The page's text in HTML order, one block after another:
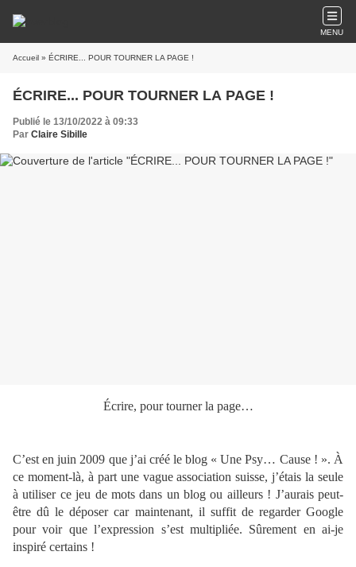
MENU
Accueil » ÉCRIRE... POUR TOURNER LA PAGE !
ÉCRIRE... POUR TOURNER LA PAGE !
Publié le 13/10/2022 à 09:33
Par Claire Sibille
Écrire, pour tourner la page…
C’est en juin 2009 que j’ai créé le blog « Une Psy… Cause ! ». À
ce moment-là, à part une vague association suisse, j’étais la seule
à utiliser ce jeu de mots dans un blog ou ailleurs ! J’aurais peut-
être dû le déposer car maintenant, il suffit de regarder Google
pour voir que l’expression s’est multipliée. Sûrement en ai-je
inspiré certains !